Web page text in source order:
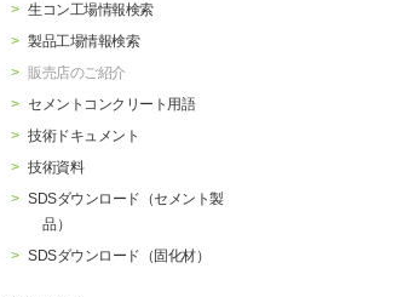
生コン工場情報検索
製品工場情報検索
販売店のご紹介
セメントコンクリート用語
技術ドキュメント
技術資料
SDSダウンロード（セメント製
品）
SDSダウンロード（固化材）